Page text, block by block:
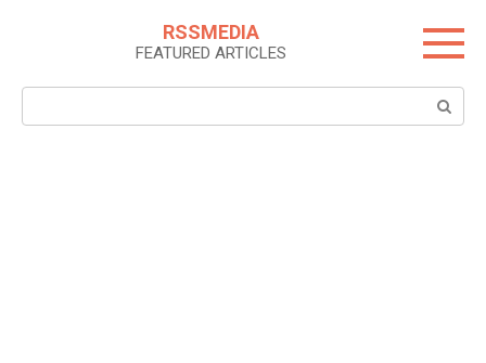
RSSMEDIA
FEATURED ARTICLES
Search: